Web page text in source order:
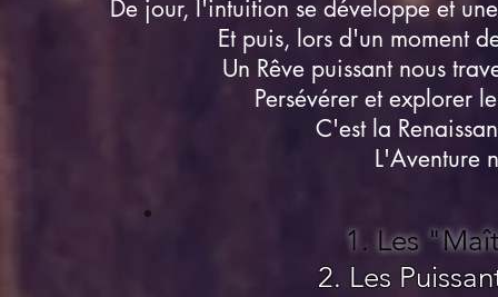
De jour, l'intuition se développe et
Et puis, lors d'un moment
Un Rêve puissant nous
Persévérer et explorer
C'est la
L'Aventure
1. Les
2. Les